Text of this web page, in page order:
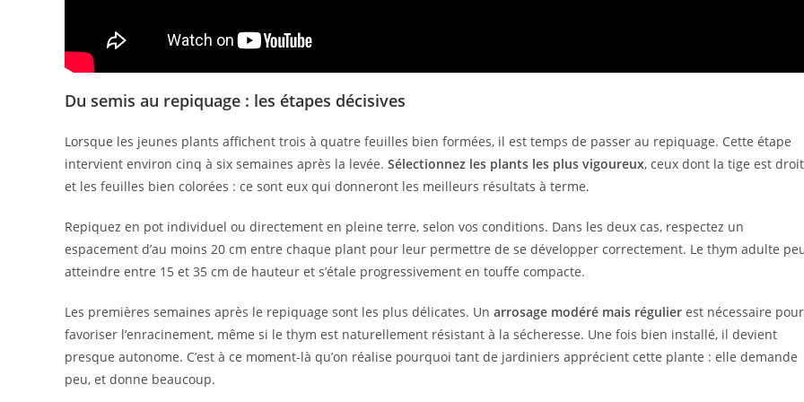
Du semis au repiquage : les étapes décisives
Lorsque les jeunes plants affichent trois à quatre feuilles bien formées, il est temps de passer au repiquage. Cette étape
intervient environ cinq à six semaines après la levée. Sélectionnez les plants les plus vigoureux, ceux dont la tige est
et les feuilles bien colorées : ce sont eux qui donneront les meilleurs résultats à terme.
Repiquez en pot individuel ou directement en pleine terre, selon vos conditions. Dans les deux cas, respectez un
espacement d’au moins 20 cm entre chaque plant pour leur permettre de se développer correctement. Le thym adulte
atteindre entre 15 et 35 cm de hauteur et s’étale progressivement en touffe compacte.
Les premières semaines après le repiquage sont les plus délicates. Un arrosage modéré mais régulier est nécessaire pour
favoriser l’enracinement, même si le thym est naturellement résistant à la sécheresse. Une fois bien installé, il devient
presque autonome. C’est à ce moment-là qu’on réalise pourquoi tant de jardiniers apprécient cette plante : elle demande
peu, et donne beaucoup.